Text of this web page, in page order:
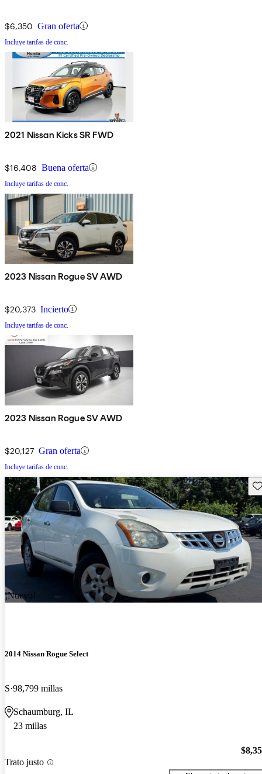
$6,350 Gran oferta
Incluye tarifas de conc.
2021 Nissan Kicks SR FWD
$16,408 Buena oferta
Incluye tarifas de conc.
2023 Nissan Rogue SV AWD
$20,373 Incierto
Incluye tarifas de conc.
2023 Nissan Rogue SV AWD
$20,127 Gran oferta
Incluye tarifas de conc.
¡Nuevo!
2014 Nissan Rogue Select
S 98,799 millas
Schaumburg, IL
23 millas
Trato justo